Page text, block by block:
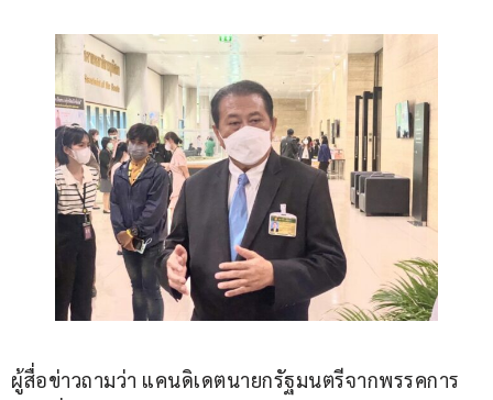
ผู้สื่อข่าวถามว่า แคนดิเดตนายกรัฐมนตรีจากพรรคการ